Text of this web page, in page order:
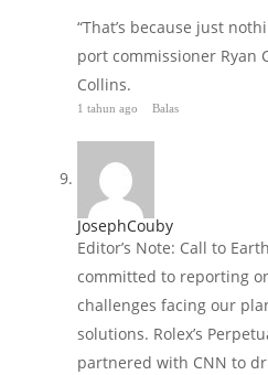
“That’s because just
port commissioner Ryan
Collins.
1 tahun ago Balas
JosephCouby
Editor’s Note: Call to
committed to reporting
challenges facing our
solutions. Rolex’s
partnered with CNN to